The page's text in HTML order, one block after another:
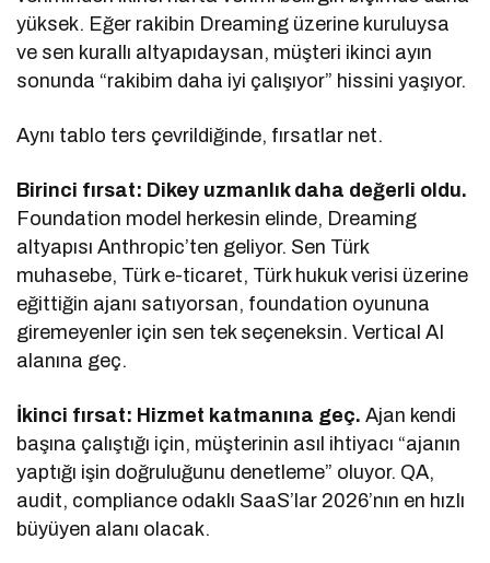
yüksek. Eğer rakibin Dreaming üzerine kuruluysa
ve sen kurallı altyapıdaysan, müşteri ikinci ayın
sonunda “rakibim daha iyi çalışıyor” hissini yaşıyor.
Aynı tablo ters çevrildiğinde, fırsatlar net.
Birinci fırsat: Dikey uzmanlık daha değerli oldu.
Foundation model herkesin elinde, Dreaming
altyapısı Anthropic’ten geliyor. Sen Türk
muhasebe, Türk e-ticaret, Türk hukuk verisi üzerine
eğittiğin ajanı satıyorsan, foundation oyununa
giremeyenler için sen tek seçeneksin. Vertical AI
alanına geç.
İkinci fırsat: Hizmet katmanına geç. Ajan kendi
başına çalıştığı için, müşterinin asıl ihtiyacı “ajanın
yaptığı işin doğruluğunu denetleme” oluyor. QA,
audit, compliance odaklı SaaS’lar 2026’nın en hızlı
büyüyen alanı olacak.